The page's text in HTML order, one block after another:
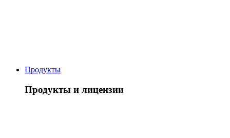
Продукты
Продукты и лицензии